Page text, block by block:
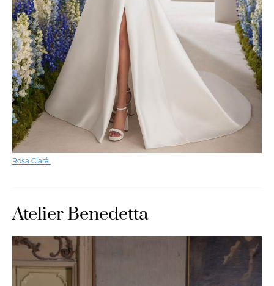
Rosa Clará
Atelier Benedetta